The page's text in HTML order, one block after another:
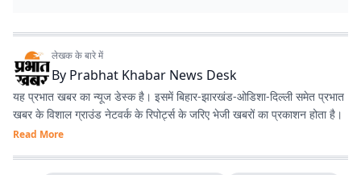
लेखक के बारे में
By Prabhat Khabar News Desk
यह प्रभात खबर का न्यूज डेस्क है। इसमें बिहार-झारखंड-ओडिशा-दिल्‍ली समेत प्रभात
खबर के विशाल ग्राउंड नेटवर्क के रिपोर्ट्स के जरिए भेजी खबरों का प्रकाशन होता है।
Read More